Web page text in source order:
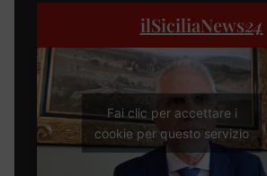
ilSiciliaNews24
Fai clic per accettare i
cookie per questo servizio